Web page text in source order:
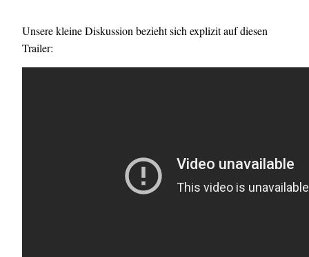
Unsere kleine Diskussion bezieht sich explizit auf diesen
Trailer: